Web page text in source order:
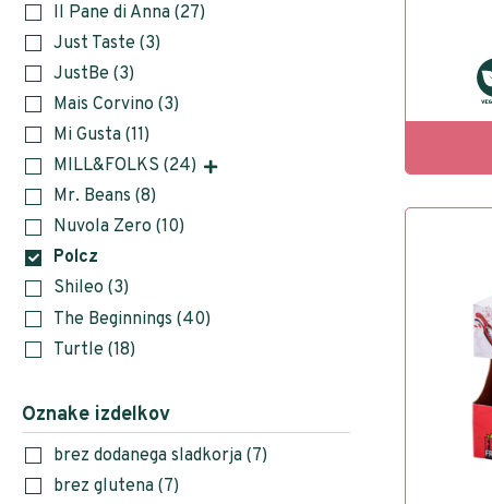
Il Pane di Anna (27)
Just Taste (3)
JustBe (3)
Mais Corvino (3)
Mi Gusta (11)
MILL&FOLKS (24)
Mr. Beans (8)
Nuvola Zero (10)
Polcz
Shileo (3)
The Beginnings (40)
Turtle (18)
Oznake izdelkov
brez dodanega sladkorja (7)
brez glutena (7)